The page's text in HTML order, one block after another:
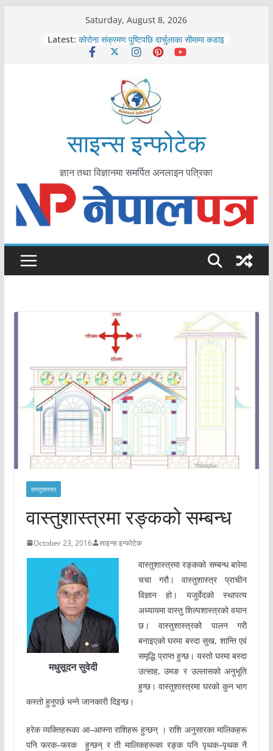
Saturday, August 8, 2026
Latest:
काभ्रेपलाञ्चोकमा आयुर्वेद स्वास्थ्योपचारतर्फ
आकर्षण बढ्दै
कोरोना संक्रमण पुष्टिपछि दार्चुलाका सीमामा कडाइ
मकवानपुरमा खोरेत रोग विरुद्धको खोप लगाउन
आयुर्वेद चिकित्सा प्रणालीको भूमिका महत्वपूर्ण छ :
मुख्यमन्त्री शाह
साइन्स इन्फोटेक
ज्ञान तथा विज्ञानमा समर्पित अनलाइन पत्रिका
वास्तुशास्त्र
वास्तुशास्त्रमा रङ्कको सम्बन्ध
October 23, 2016 साइन्स इन्फोटेक
मधुसूदन सुवेदी
वास्तुशास्त्रमा रङ्कको सम्बन्ध बारेमा
चचा गरौ। वास्तुशास्त्र प्राचीन
विज्ञान हो। यजुर्वेदको स्थापत्य
अध्यायमा वास्तु शिल्पशास्त्रको वयान
छ। वास्तुशास्त्रको पालन गरी
बनाइएको घरमा बस्दा सुख, शान्ति एवं
समृद्धि प्राप्त हुन्छ। यस्तो घरमा बस्दा
उत्साह, उमङ र उल्लासको अनुभूति
हुन्छ। वास्तुशास्त्रमा घरको कुन भाग
कस्तो हुनुपर्छ भन्ने जानकारी दिइन्छ।
हरेक व्यक्तिहरूका आ–आफ्ना राशिहरू हुन्छन् । राशि अनुसारका मालिकहरू
पनि फरक–फरक हुन्छन् र ती मालिकहरूका रङ्क पनि पृथक–पृथक नै